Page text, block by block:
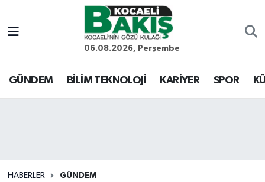
06.08.2026, Perşembe
GÜNDEM BİLİM TEKNOLOJİ KARİYER SPOR
HABERLER GÜNDEM
Kocaeli Nöbetçi Eczaneler
Kocaeli Hava Durumu